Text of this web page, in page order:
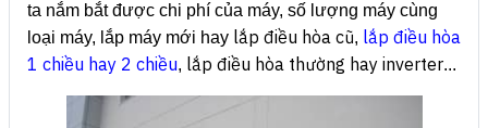
ta nắm bắt được chi phí của máy, số lượng máy cùng
loại máy, lắp máy mới hay lắp điều hòa cũ, lắp điều hòa
1 chiều hay 2 chiều, lắp điều hòa thường hay inverter...